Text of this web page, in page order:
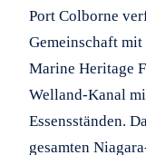
Port Colborne
Gemeinschaft mit
Marine Heritage
Welland-Kanal
Essensständen.
gesamten